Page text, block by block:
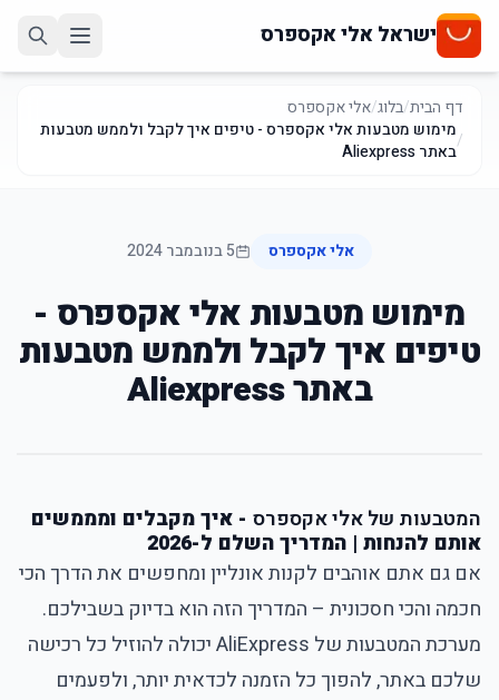
ישראל אלי אקספרס
דף הבית/בלוג/אלי אקספרס
/מימוש מטבעות אלי אקספרס - טיפים איך לקבל ולממש מטבעות
באתר Aliexpress
אלי אקספרס 5 בנובמבר 2024
מימוש מטבעות אלי אקספרס -
טיפים איך לקבל ולממש מטבעות
באתר Aliexpress
המטבעות של אלי אקספרס - איך מקבלים ומממשים
אותם להנחות | המדריך השלם ל-2026
אם גם אתם אוהבים לקנות אונליין ומחפשים את הדרך הכי
חכמה והכי חסכונית – המדריך הזה הוא בדיוק בשבילכם.
מערכת המטבעות של AliExpress יכולה להוזיל כל רכישה
שלכם באתר, להפוך כל הזמנה לכדאית יותר, ולפעמים